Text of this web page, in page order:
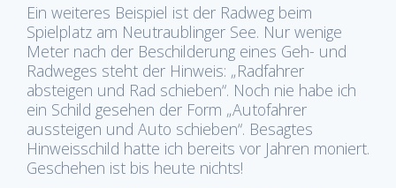
Ein weiteres Beispiel ist der Radweg beim
Spielplatz am Neutraublinger See. Nur wenige
Meter nach der Beschilderung eines Geh- und
Radweges steht der Hinweis: „Radfahrer
absteigen und Rad schieben“. Noch nie habe ich
ein Schild gesehen der Form „Autofahrer
aussteigen und Auto schieben“. Besagtes
Hinweisschild hatte ich bereits vor Jahren moniert.
Geschehen ist bis heute nichts!